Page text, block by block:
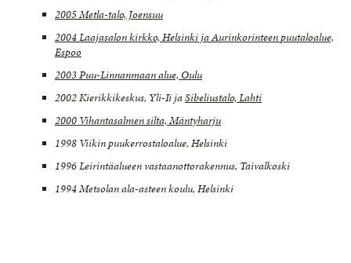
2005 Metla-talo, Joensuu
2004 Laajasalon kirkko, Helsinki ja Aurinkorinteen puutaloalue,
Espoo
2003 Puu-Linnanmaan alue, Oulu
2002 Kierikkikeskus, Yli-Ii jaSibeliustalo, Lahti
2000 Vihantasalmen silta, Mäntyharju
1998 Viikin puukerrostaloalue, Helsinki
1996 Leirintäalueen vastaanottorakennus, Taivalkoski
1994 Metsolan ala-asteen koulu, Helsinki